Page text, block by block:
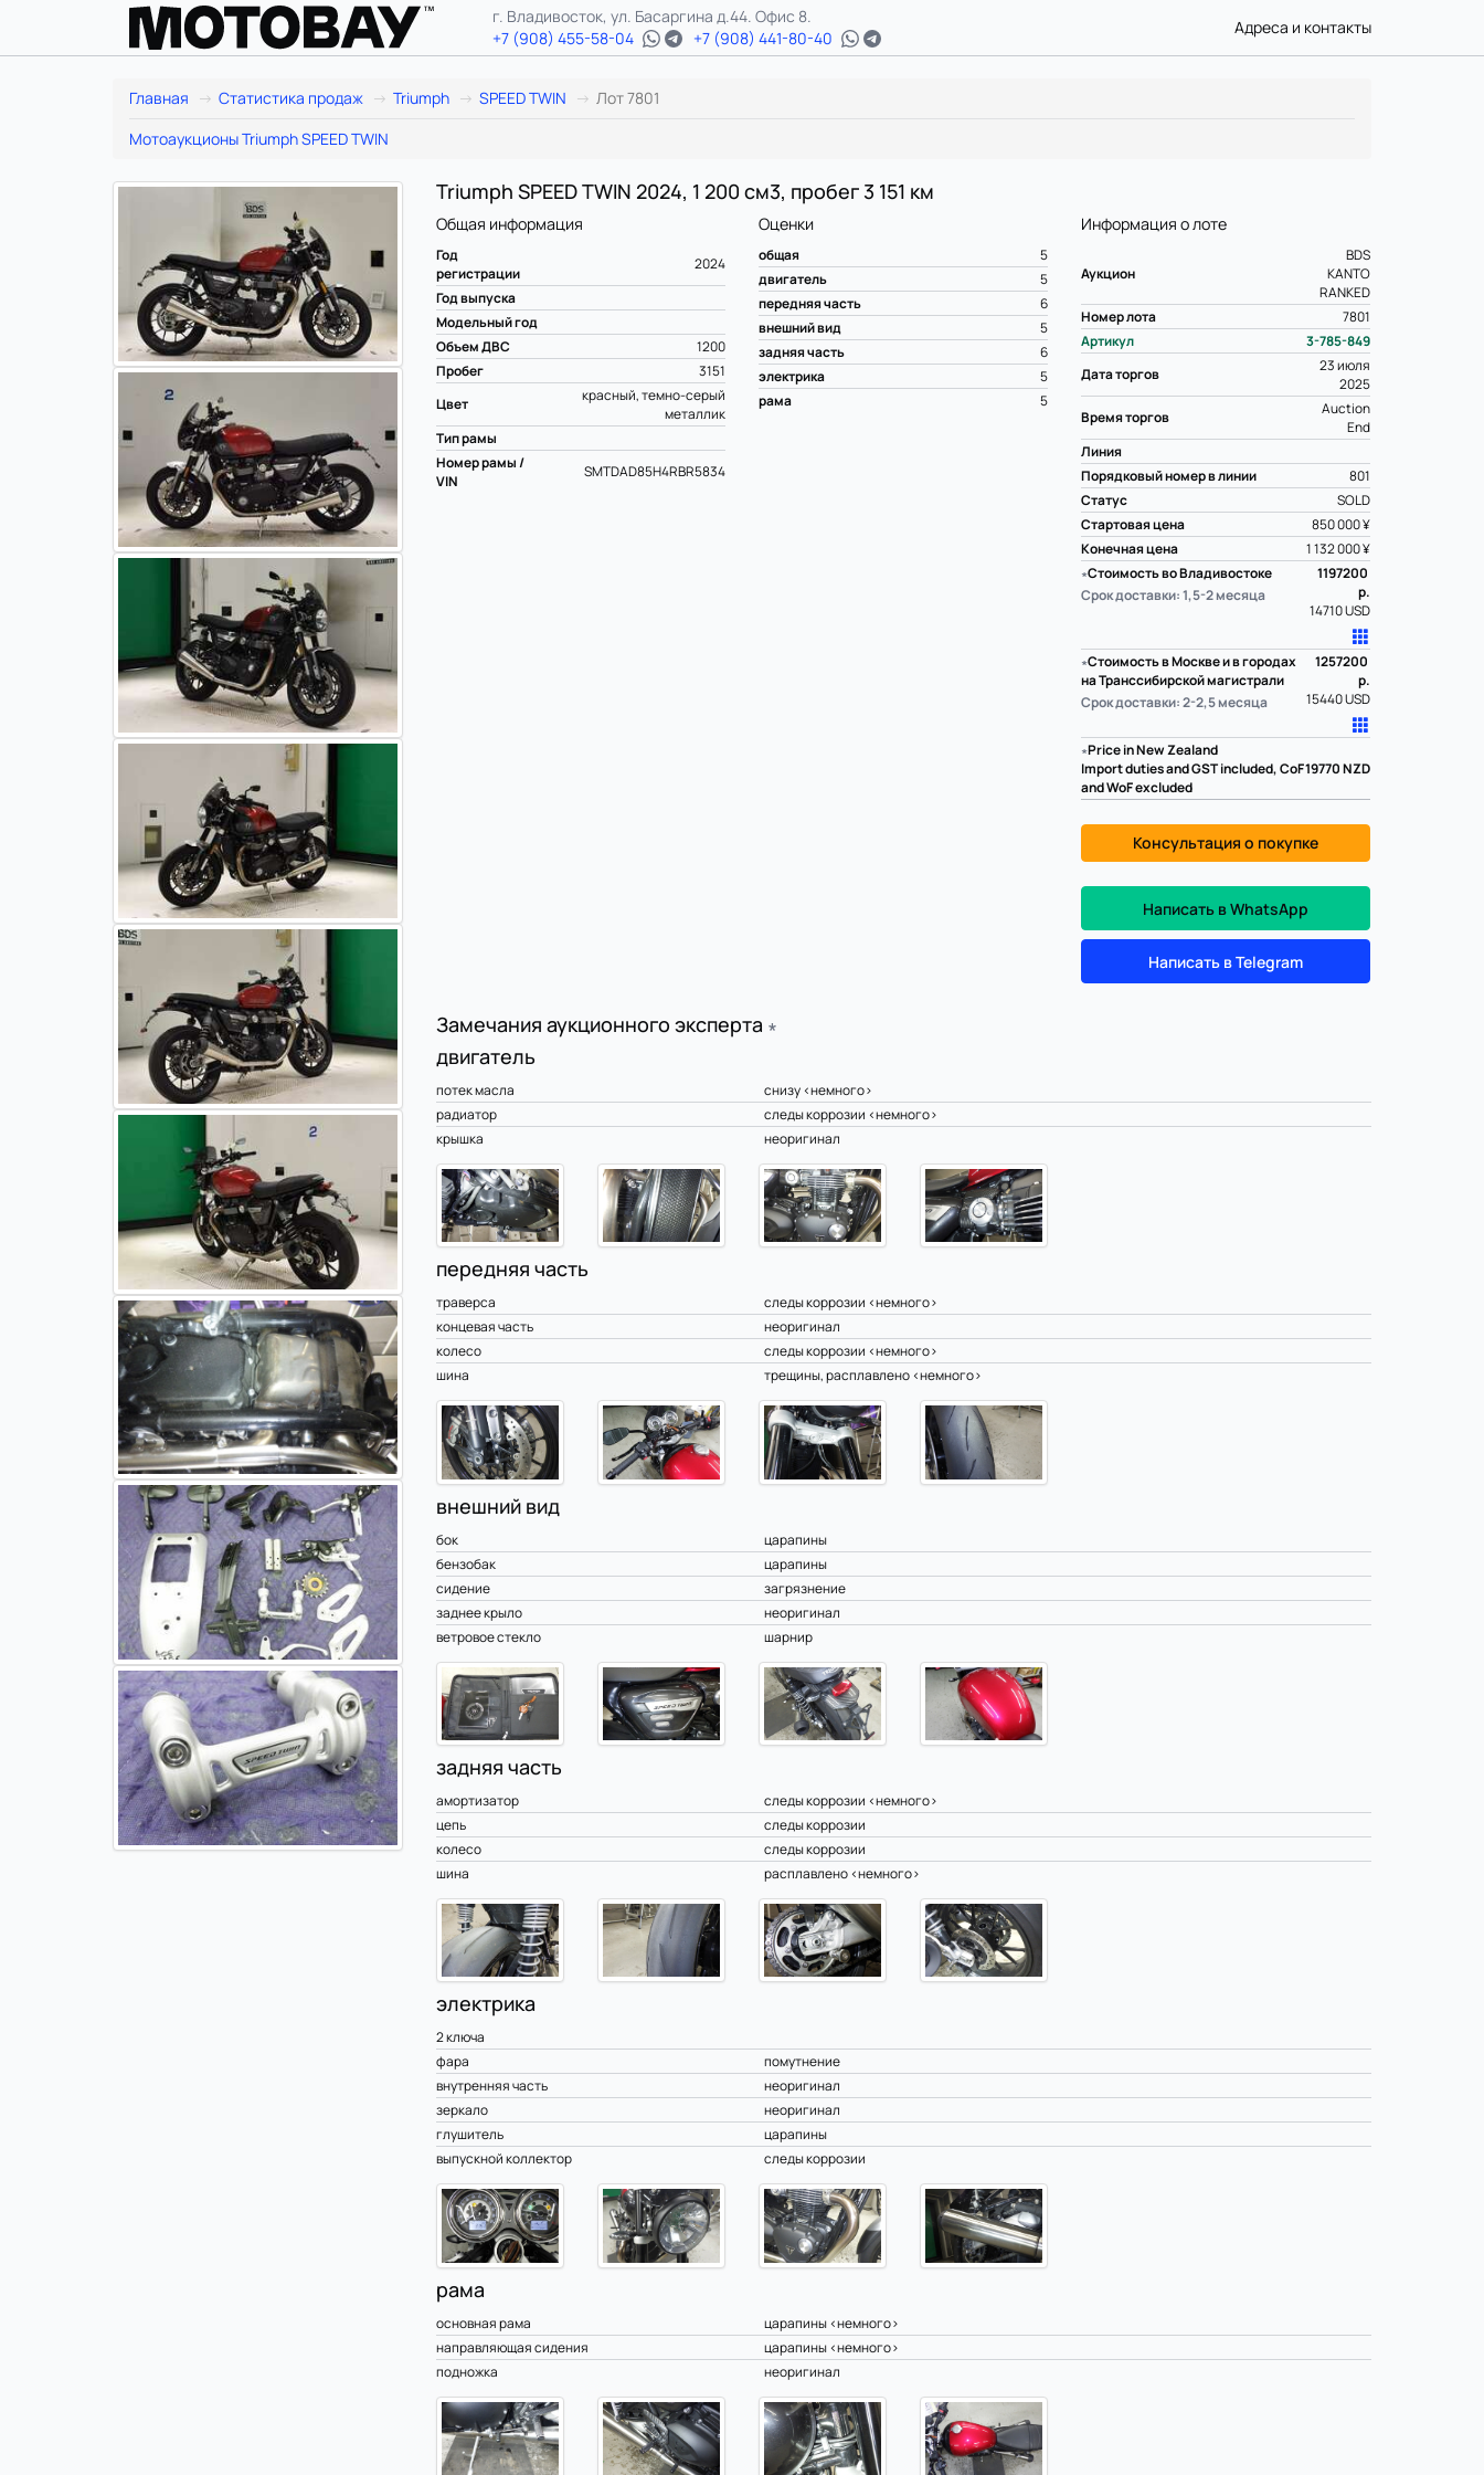
г. Владивосток, ул. Басаргина д.44. Офис 8.
+7 (908) 455-58-04
+7 (908) 441-80-40
Адреса и контакты
Главная Статистика продаж Triumph SPEED TWIN
Лот 7801
Мотоаукционы Triumph SPEED TWIN
Triumph SPEED TWIN 2024, 1 200 см3, пробег 3 151 км
Информация о лоте
Аукцион
BDS
KANTO
RANKED
Номер лота
7801
Артикул
3-785-849
Дата торгов
23 июля
2025
Время торгов
Auction
End
Линия
Порядковый номер в линии
801
Статус
SOLD
Стартовая цена
850 000 ¥
Конечная цена
1 132 000 ¥
∗Стоимость во Владивостоке
Срок доставки: 1,5-2 месяца
1197200
р.
14710 USD
∗Стоимость в Москве и в городах
на Транссибирской магистрали
Срок доставки: 2-2,5 месяца
1257200
р.
15440 USD
∗Price in New Zealand
Import duties and GST included, CoF
and WoF excluded
19770NZD
Консультация о покупке
Написать в WhatsApp
Написать в Telegram
Общая информация
Год
регистрации
2024
Год выпуска
Модельный год
Объем ДВС
1200
Пробег
3151
Цвет
красный, темно-серый
металлик
Тип рамы
Номер рамы /
VIN
SMTDAD85H4RBR5834
Оценки
общая
5
двигатель
5
передняя часть
6
внешний вид
5
задняя часть
6
электрика
5
рама
5
Замечания аукционного эксперта ∗
двигатель
потек масла
снизу <немного>
радиатор
следы коррозии <немного>
крышка
неоригинал
передняя часть
траверса
следы коррозии <немного>
концевая часть
неоригинал
колесо
следы коррозии <немного>
шина
трещины, расплавлено <немного>
внешний вид
бок
царапины
бензобак
царапины
сидение
загрязнение
заднее крыло
неоригинал
ветровое стекло
шарнир
задняя часть
амортизатор
следы коррозии <немного>
цепь
следы коррозии
колесо
следы коррозии
шина
расплавлено <немного>
электрика
2 ключа
фара
помутнение
внутренняя часть
неоригинал
зеркало
неоригинал
глушитель
царапины
выпускной коллектор
следы коррозии
рама
основная рама
царапины <немного>
направляющая сидения
царапины <немного>
подножка
неоригинал